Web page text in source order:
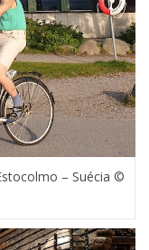
– Suécia ©